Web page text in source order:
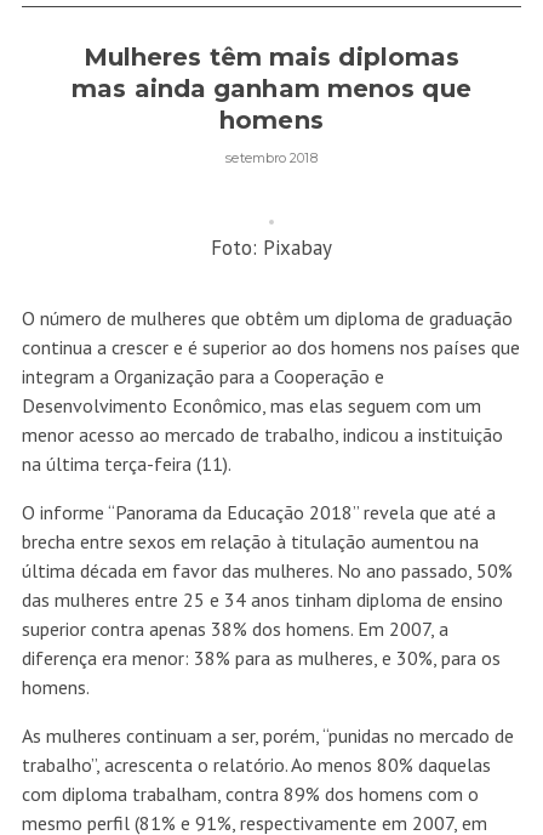
Mulheres têm mais diplomas
mas ainda ganham menos que
homens
setembro 2018
Foto: Pixabay
O número de mulheres que obtêm um diploma de graduação
continua a crescer e é superior ao dos homens nos países que
integram a Organização para a Cooperação e
Desenvolvimento Econômico, mas elas seguem com um
menor acesso ao mercado de trabalho, indicou a instituição
na última terça-feira (11).
O informe “Panorama da Educação 2018” revela que até a
brecha entre sexos em relação à titulação aumentou na
última década em favor das mulheres. No ano passado, 50%
das mulheres entre 25 e 34 anos tinham diploma de ensino
superior contra apenas 38% dos homens. Em 2007, a
diferença era menor: 38% para as mulheres, e 30%, para os
homens.
As mulheres continuam a ser, porém, “punidas no mercado de
trabalho”, acrescenta o relatório. Ao menos 80% daquelas
com diploma trabalham, contra 89% dos homens com o
mesmo perfil (81% e 91%, respectivamente em 2007, em